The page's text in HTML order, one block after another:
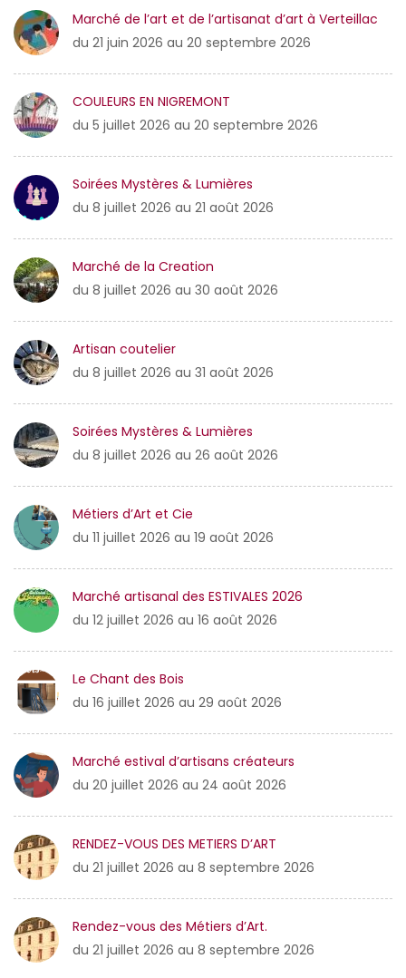
Marché de l’art et de l’artisanat d’art à Verteillac
du 21 juin 2026 au 20 septembre 2026
COULEURS EN NIGREMONT
du 5 juillet 2026 au 20 septembre 2026
Soirées Mystères & Lumières
du 8 juillet 2026 au 21 août 2026
Marché de la Creation
du 8 juillet 2026 au 30 août 2026
Artisan coutelier
du 8 juillet 2026 au 31 août 2026
Soirées Mystères & Lumières
du 8 juillet 2026 au 26 août 2026
Métiers d’Art et Cie
du 11 juillet 2026 au 19 août 2026
Marché artisanal des ESTIVALES 2026
du 12 juillet 2026 au 16 août 2026
Le Chant des Bois
du 16 juillet 2026 au 29 août 2026
Marché estival d’artisans créateurs
du 20 juillet 2026 au 24 août 2026
RENDEZ-VOUS DES METIERS D’ART
du 21 juillet 2026 au 8 septembre 2026
Rendez-vous des Métiers d’Art.
du 21 juillet 2026 au 8 septembre 2026